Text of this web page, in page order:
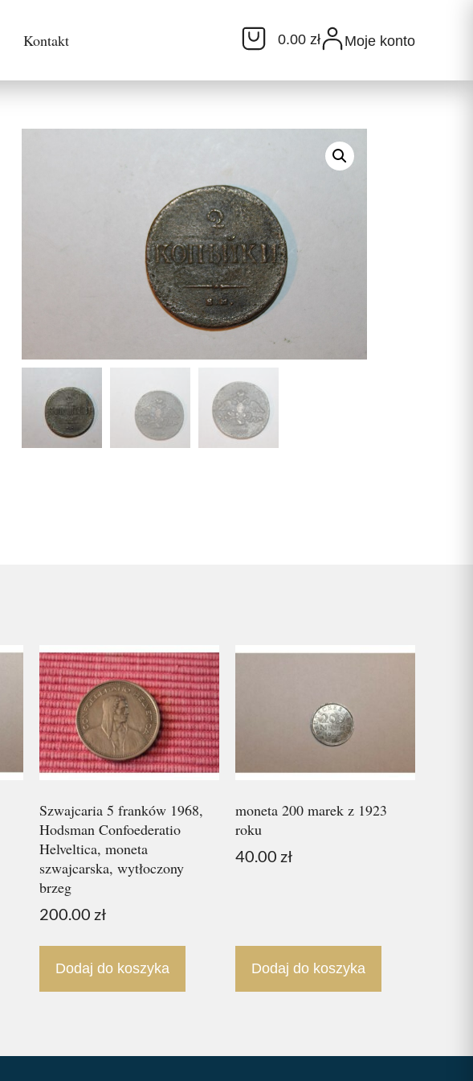
Kontakt 0.00 zł Moje konto
Szwajcaria 5 franków 1968,
Hodsman Confoederatio
Helveltica, moneta
szwajcarska, wytłoczony
brzeg
200.00 zł
Dodaj do koszyka
moneta 200 marek z 1923
roku
40.00 zł
Dodaj do koszyka